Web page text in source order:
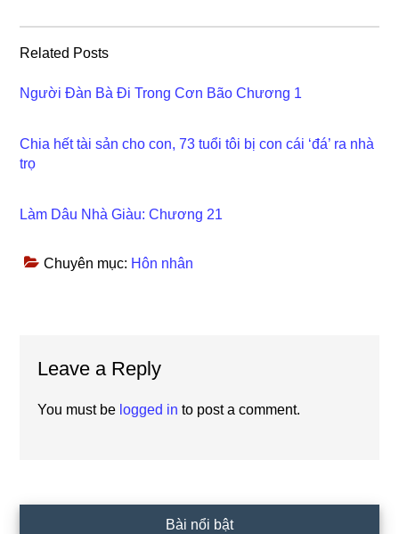
Related Posts
Người Đàn Bà Đi Trong Cơn Bão Chương 1
Chia hết tài sản cho con, 73 tuổi tôi bị con cái ‘đá’ ra nhà
trọ
Làm Dâu Nhà Giàu: Chương 21
Chuyên mục: Hôn nhân
Interactions
Leave a Reply
You must be logged in to post a comment.
Bài nổi bật